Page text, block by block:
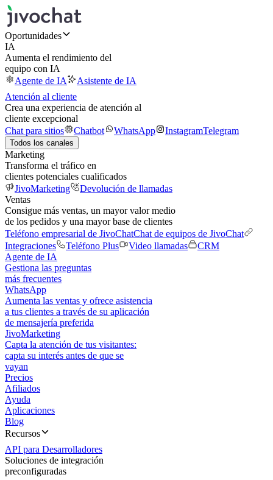
Oportunidades
IA
Aumenta el rendimiento del
equipo con IA
Agente de IA
Asistente de IA
Atención al cliente
Crea una experiencia de atención al
cliente excepcional
Chat para sitios
Chatbot WhatsApp InstagramTelegram
Todos los canales
Marketing
Transforma el tráfico en
clientes potenciales cualificados
JivoMarketing
Devolución de llamadas
Ventas
Consigue más ventas, un mayor valor medio
de los pedidos y una mayor base de clientes
Teléfono empresarial de JivoChatChat de equipos de JivoChat
Integraciones
Teléfono Plus Video llamadas
CRM
Agente de IA
Gestiona las preguntas
más frecuentes
WhatsApp
Aumenta las ventas y ofrece asistencia
a tus clientes a través de su aplicación
de mensajería preferida
JivoMarketing
Capta la atención de tus visitantes:
capta su interés antes de que se
vayan
Precios
Afiliados
Ayuda
Aplicaciones
Blog
Recursos
API para Desarrolladores
Soluciones de integración
preconfiguradas